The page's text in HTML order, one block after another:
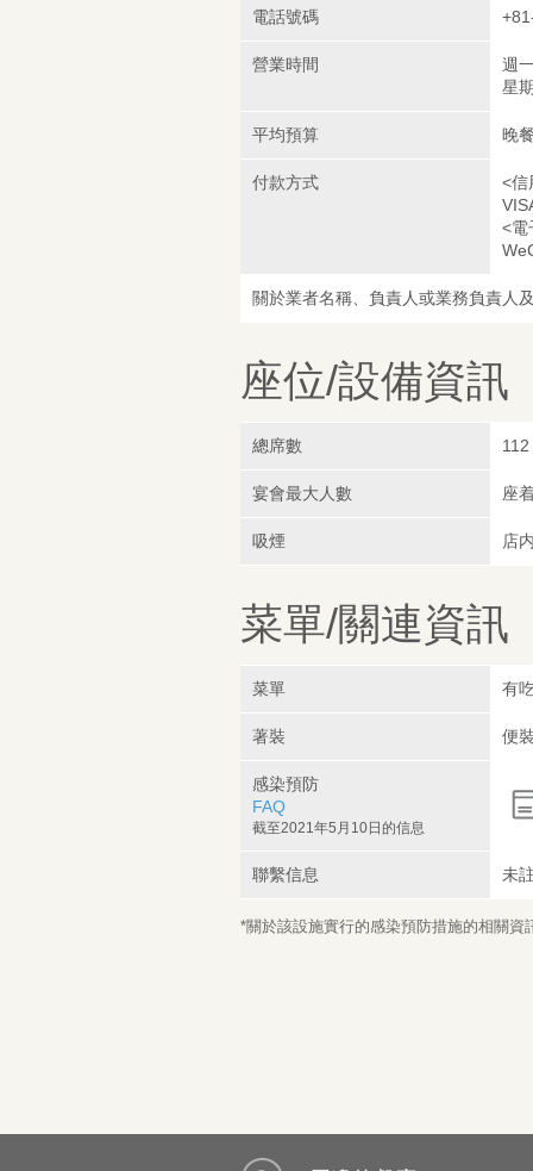
電話號碼
營業時間
週
星
平均預算 晚
付款方式
<信
<電
關於業者名稱、負責人或業務負責人
座位/設備資訊
總席數 112
宴會最大人數 座
吸煙 店
菜單/關連資訊
菜單 有
著裝 便
感染預防
FAQ
截至2021年5月10日的信息
聯繫信息 未
*關於該設施實行的感染預防措施的相關資